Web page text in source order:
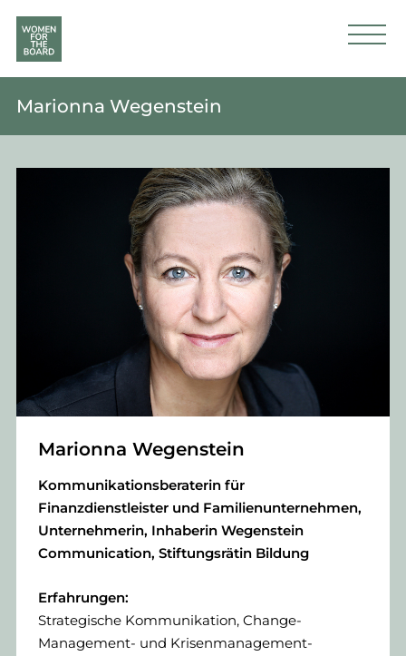
Marionna Wegenstein
Marionna Wegenstein
Kommunikationsberaterin für
Finanzdienstleister und Familienunternehmen,
Unternehmerin, Inhaberin Wegenstein
Communication, Stiftungsrätin Bildung
Erfahrungen:
Strategische Kommunikation, Change-
Management- und Krisenmanagement-